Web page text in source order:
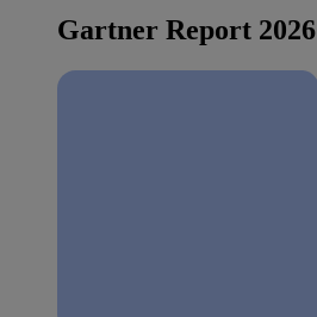
Gartner Report 2026